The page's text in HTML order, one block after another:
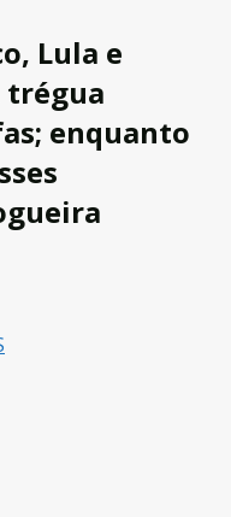
Lula e
trégua
enquanto